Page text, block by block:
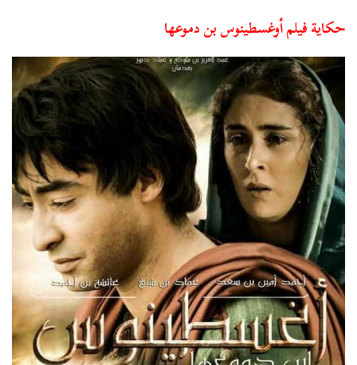
حكاية فيلم أوغسطينوس بن دموعها